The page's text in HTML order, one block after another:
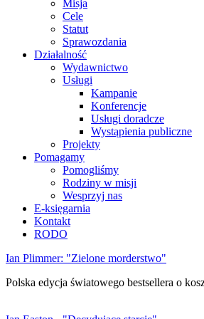
Misja
Cele
Statut
Sprawozdania
Działalność
Wydawnictwo
Usługi
Kampanie
Konferencje
Usługi doradcze
Wystąpienia publiczne
Projekty
Pomagamy
Pomogliśmy
Rodziny w misji
Wesprzyj nas
E-księgarnia
Kontakt
RODO
Ian Plimmer: "Zielone morderstwo"
Polska edycja światowego bestsellera o